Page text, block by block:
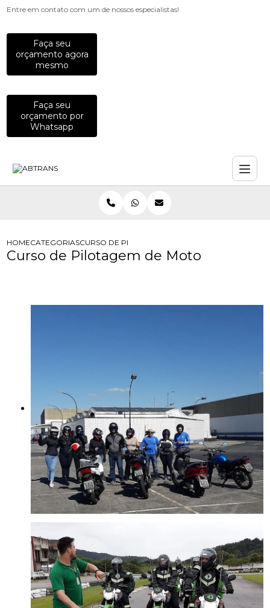
Entre em contato com um de nossos especialistas!
Faça seu
orçamento agora
mesmo
Faça seu
orçamento por
Whatsapp
HOMECATEGORIASCURSO DE PILOTAGEM DE MOTO
Curso de Pilotagem de Moto